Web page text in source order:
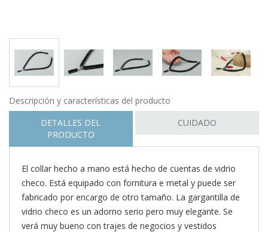
Descripción y características del producto
DETALLES DEL
PRODUCTO
CUIDADO
El collar hecho a mano está hecho de cuentas de vidrio
checo. Está equipado con fornitura e metal y puede ser
fabricado por encargo de otro tamaño. La gargantilla de
vidrio checo es un adorno serio pero muy elegante. Se
verá muy bueno con trajes de negocios y vestidos